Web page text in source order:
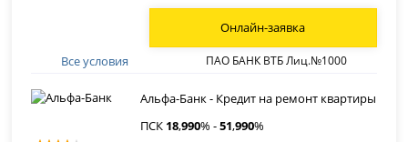
Все условия ПАО БАНК ВТБ Лиц.№1000
Онлайн-заявка
Альфа-Банк - Кредит на ремонт квартиры
ПСК 18,990% -51,990%